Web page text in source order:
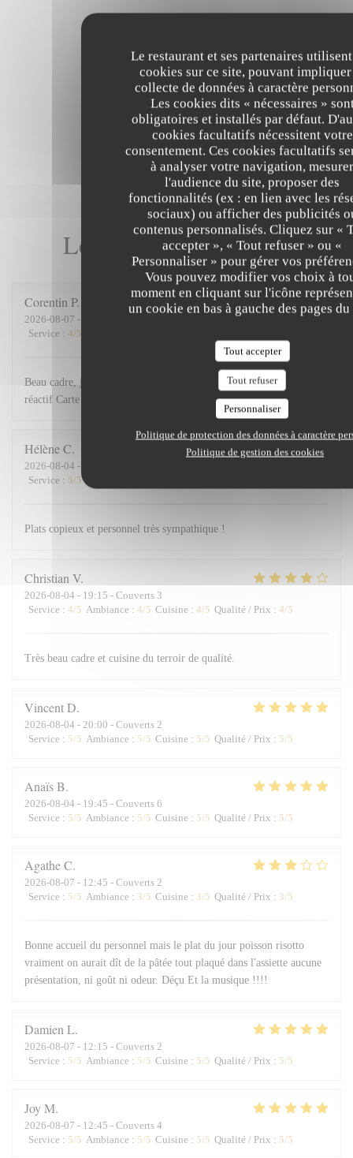
Le restaurant et ses partenaires
cookies sur ce site, pouvant
collecte de données à caractère
Les cookies dits « nécessaires »
obligatoires et installés par défaut.
cookies facultatifs nécessitent votre
consentement. Ces cookies facultatifs
à analyser votre navigation, mesurer
l'audience du site, proposer des
fonctionnalités (ex : en lien avec les
sociaux) ou afficher des publicités
contenus personnalisés. Cliquez sur «
accepter », « Tout refuser » ou «
Personnaliser » pour gérer vos
Vous pouvez modifier vos choix à
moment en cliquant sur l'icône
un cookie en bas à gauche des pages
Tout accepter
Tout refuser
Personnaliser
Politique de protection des données à caractère
Politique de gestion des cookies
Les avis de nos clients
Corentin P
2026-08-07 - 19:15 - Couverts 5
Service : 4/5
Beau cadre, joliment décoré, dans un village magnifique. Personnel
réactif Carte des menus attrayante.
HélèneC
2026-08-04 - 20:30 - Couverts 6
Service : 5/5
Plats copieux et personnel très sympathique !
Christian V
2026-08-04 - 19:15 - Couverts 3
Service : 4/5 Ambiance : 4/5 Cuisine : 4/5 Qualité / Prix : 4/5
Très beau cadre et cuisine du terroir de qualité.
VincentD
2026-08-04 - 20:00 - Couverts 2
Service : 5/5 Ambiance : 5/5 Cuisine : 5/5 Qualité / Prix : 5/5
AnaïsB
2026-08-04 - 19:45 - Couverts 6
Service : 5/5 Ambiance : 5/5 Cuisine : 5/5 Qualité / Prix : 5/5
AgatheC
2026-08-07 - 12:45 - Couverts 2
Service : 5/5 Ambiance : 3/5 Cuisine : 3/5 Qualité / Prix : 3/5
Bonne accueil du personnel mais le plat du jour poisson risotto
vraiment on aurait dît de la pâtée tout plaqué dans l'assiette aucune
présentation, ni goût ni odeur. Déçu Et la musique !!!!
Damien L
2026-08-07 - 12:15 - Couverts 2
Service : 5/5 Ambiance : 5/5 Cuisine : 5/5 Qualité / Prix : 5/5
JoyM
2026-08-07 - 12:45 - Couverts 4
Service : 5/5 Ambiance : 5/5 Cuisine : 5/5 Qualité / Prix : 5/5